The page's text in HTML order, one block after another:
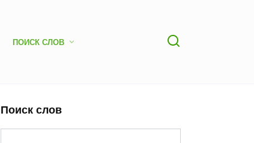
ПОИСК СЛОВ
Поиск слов